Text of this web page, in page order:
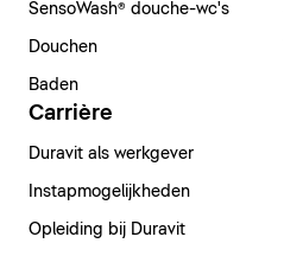
SensoWash® douche-wc's
Douchen
Baden
Carrière
Duravit als werkgever
Instapmogelijkheden
Opleiding bij Duravit